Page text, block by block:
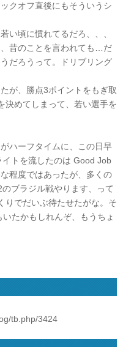
クオフ直後にもそういうシ
い頃に慣れてるだろ、、、
昔のことを言われても…だ
だろうって。ドリブリング
が、勝点3ポイントをもぎ取
決めてしまって、若い選手を
ハーフタイムに、この日早
トを流したのは Good Job
程度ではあったが、多くの
ブラジル戦やります、って
りでだいぶ待たせたがな。そ
たかもしれんぞ、もうちょ
tb.php/3424